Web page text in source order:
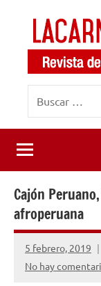
contenido
LaCarne
de
música
internacional
Cajón
afroperuana
5 febrero, 2019
No hay